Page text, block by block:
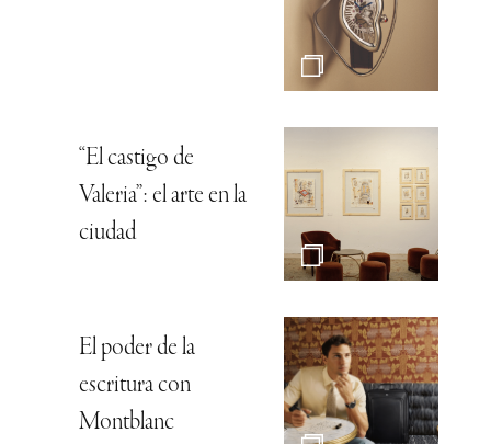
“El castigo de
Valeria”: el arte en la
ciudad
El poder de la
escritura con
Montblanc